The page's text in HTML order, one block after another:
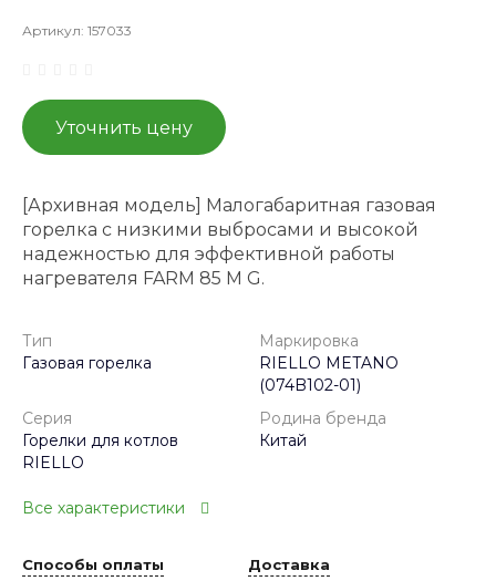
Артикул: 157033
Уточнить цену
[Архивная модель] Малогабаритная газовая
горелка с низкими выбросами и высокой
надежностью для эффективной работы
нагревателя FARM 85 M G.
Тип
Газовая горелка
Маркировка
RIELLO METANO
(074B102-01)
Серия
Горелки для котлов
RIELLO
Родина бренда
Китай
Все характеристики
Способы оплаты Доставка